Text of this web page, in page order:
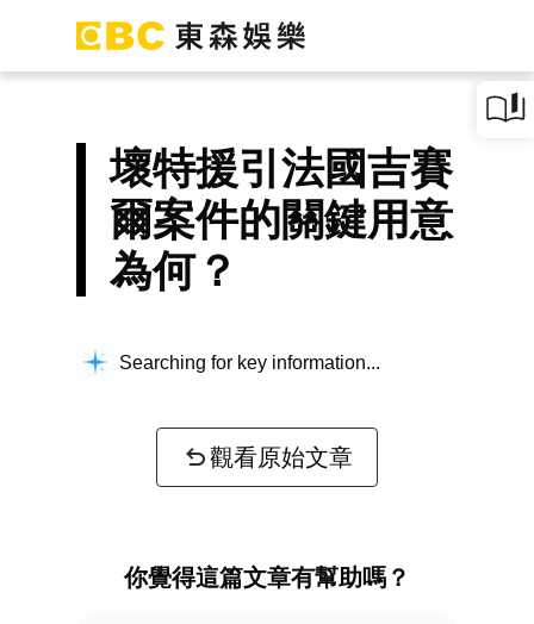
壞特援引法國吉賽
爾案件的關鍵用意
為何？
Searching for key information...
觀看原始文章
你覺得這篇文章有幫助嗎？